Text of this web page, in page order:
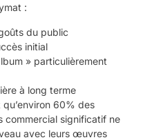
:
du public
initial
» particulièrement
à long terme
60% des
commercial significatif ne
avec leurs œuvres